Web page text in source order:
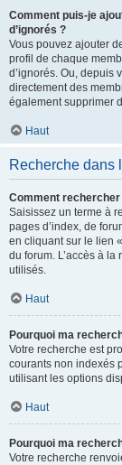
Comment puis-je
d’ignorés ?
Vous pouvez ajouter
profil de chaque
d’ignorés. Ou, depuis
directement des
également supprimer
Haut
Recherche dans
Comment
Saisissez un terme à
pages d’index, de
en cliquant sur le lien
du forum. L’accès à
utilisés.
Haut
Pourquoi ma
Votre recherche est
courants non indexés
utilisant les options
Haut
Pourquoi ma
Votre recherche